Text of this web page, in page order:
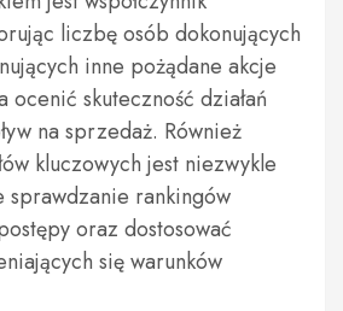
liczbę osób dokonujących
inne pożądane akcje
ocenić skuteczność działań
na sprzedaż. Również
kluczowych jest niezwykle
sprawdzanie rankingów
oraz dostosować
się warunków